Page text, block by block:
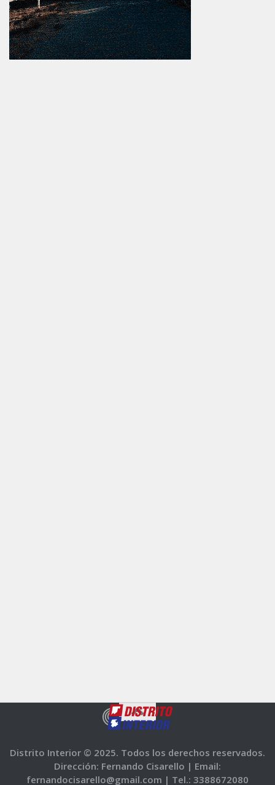
Distrito Interior © 2025. Todos los derechos reservados.
Dirección: Fernando Cisarello | Email:
fernandocisarello@gmail.com | Tel.: 3388672080